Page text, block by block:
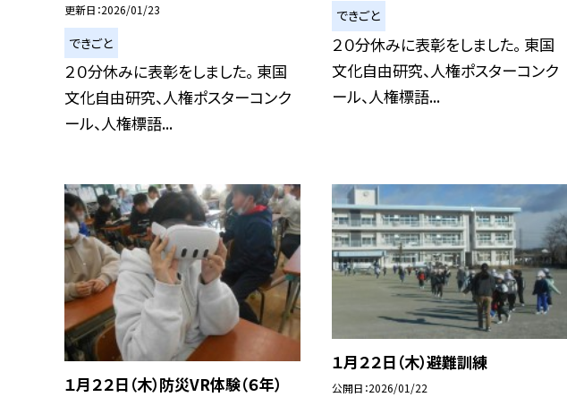
更新日 2026/01/23
できごと
２０分休みに表彰をしました。 東国
文化自由研究、人権ポスターコンク
ール、人権標語...
できごと
２０分休みに表彰をしました。 東国
文化自由研究、人権ポスターコンク
ール、人権標語...
１月２２日（木）防災VR体験（６年）
１月２２日（木）避難訓練
公開日 2026/01/22